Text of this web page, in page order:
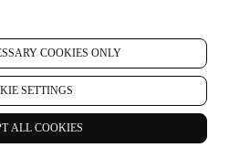
COOKIES ONLY
SETTINGS
ALL COOKIES
publicité sur d’autres sites,
consultez sur le Site web ou, si
à nos communications
des communications/ messages
convaincus qu’ils pourraient
aucun autre effet. L’usage des
consentement. Si vous ne souhaitez
utilisées pour vous adresser des